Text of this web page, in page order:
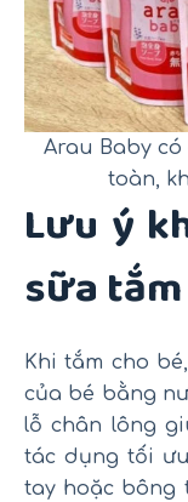
Arau Baby
toàn,
Lưu ý
sữa
Khi tắm cho
của bé bằng
lỗ chân lông
tác dụng tối
tay hoặc bông